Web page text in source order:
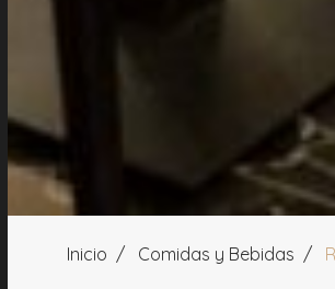
Inicio Comidas y Bebidas